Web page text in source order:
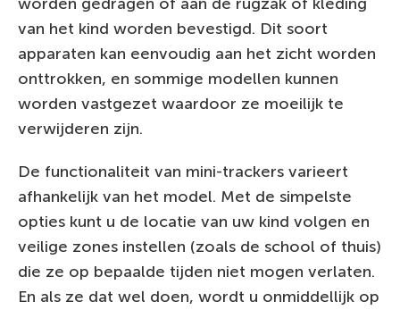
van het kind worden bevestigd. Dit soort
apparaten kan eenvoudig aan het zicht worden
onttrokken, en sommige modellen kunnen
worden vastgezet waardoor ze moeilijk te
verwijderen zijn.
De functionaliteit van mini-trackers varieert
afhankelijk van het model. Met de simpelste
opties kunt u de locatie van uw kind volgen en
veilige zones instellen (zoals de school of thuis)
die ze op bepaalde tijden niet mogen verlaten.
En als ze dat wel doen, wordt u onmiddellijk op